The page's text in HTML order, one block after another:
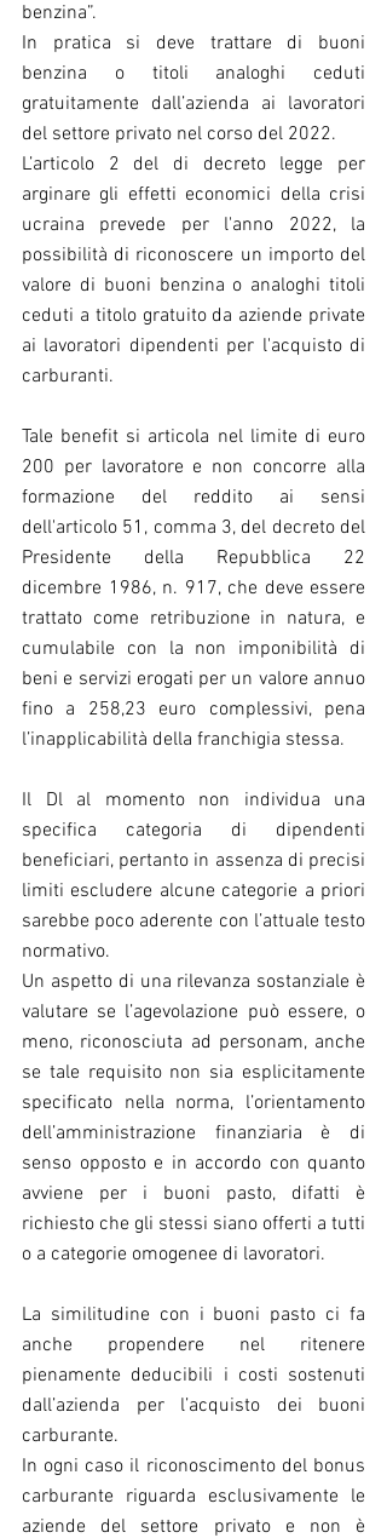
benzina”.
In pratica si deve trattare di buoni
benzina o titoli analoghi ceduti
gratuitamente dall’azienda ai lavoratori
del settore privato nel corso del 2022.
L’articolo 2 del di decreto legge per
arginare gli effetti economici della crisi
ucraina prevede per l'anno 2022, la
possibilità di riconoscere un importo del
valore di buoni benzina o analoghi titoli
ceduti a titolo gratuito da aziende private
ai lavoratori dipendenti per l'acquisto di
carburanti.
Tale benefit si articola nel limite di euro
200 per lavoratore e non concorre alla
formazione del reddito ai sensi
dell'articolo 51, comma 3, del decreto del
Presidente della Repubblica 22
dicembre 1986, n. 917, che deve essere
trattato come retribuzione in natura, e
cumulabile con la non imponibilità di
beni e servizi erogati per un valore annuo
fino a 258,23 euro complessivi, pena
l’inapplicabilità della franchigia stessa.
Il Dl al momento non individua una
specifica categoria di dipendenti
beneficiari, pertanto in assenza di precisi
limiti escludere alcune categorie a priori
sarebbe poco aderente con l’attuale testo
normativo.
Un aspetto di una rilevanza sostanziale è
valutare se l’agevolazione può essere, o
meno, riconosciuta ad personam, anche
se tale requisito non sia esplicitamente
specificato nella norma, l’orientamento
dell’amministrazione finanziaria è di
senso opposto e in accordo con quanto
avviene per i buoni pasto, difatti è
richiesto che gli stessi siano offerti a tutti
o a categorie omogenee di lavoratori.
La similitudine con i buoni pasto ci fa
anche propendere nel ritenere
pienamente deducibili i costi sostenuti
dall’azienda per l’acquisto dei buoni
carburante.
In ogni caso il riconoscimento del bonus
carburante riguarda esclusivamente le
aziende del settore privato e non è